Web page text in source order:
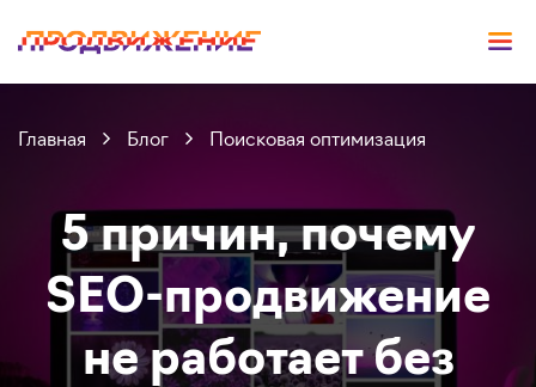
5 причин, почему
SEO-продвижение
не работает без
Главная Блог Поисковая оптимизация